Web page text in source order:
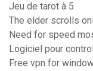
Jeu de tarot à 5
The elder scrolls
Need for speed
Logiciel pour
Free vpn for